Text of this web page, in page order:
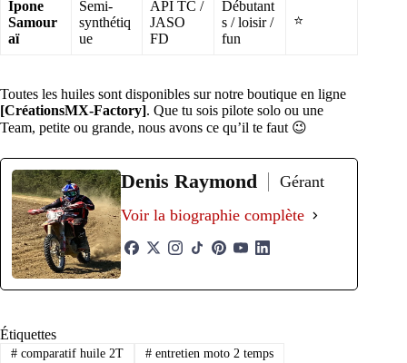
Ipone
Samour
aï
Semi-
synthétiq
ue
API TC /
JASO
FD
Débutant
s / loisir /
fun
⭐
Toutes les huiles sont disponibles sur notre boutique en ligne
[CréationsMX-Factory]. Que tu sois pilote solo ou une
Team, petite ou grande, nous avons ce qu’il te faut 😉
Denis Raymond
Gérant
Voir la biographie complète
Étiquettes
#comparatif huile 2T #entretien moto 2 temps